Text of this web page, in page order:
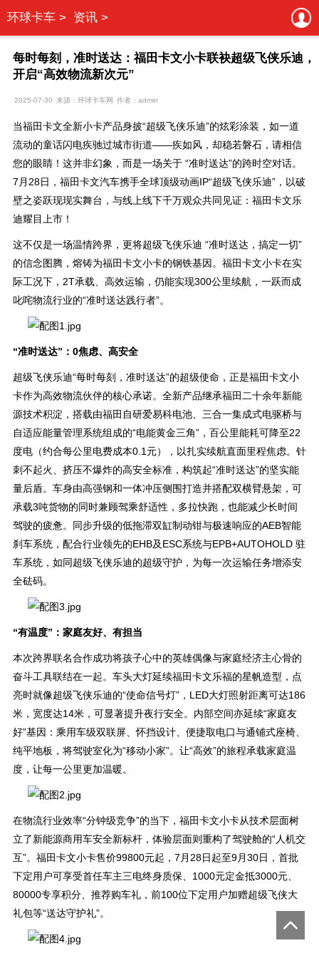
环球卡车 > 资讯 >
每时每刻，准时送达：福田卡文小卡联袂超级飞侠乐迪，
开启“高效物流新次元”
2025-07-30 来源：环球卡车网 作者：admin
当福田卡文全新小卡产品身披“超级飞侠乐迪”的炫彩涂装，如一道
流动的童话闪电疾驰过城市街道——疾如风，却稳若磐石，请相信
您的眼睛！这并非幻象，而是一场关于 “准时送达”的跨时空对话。
7月28日，福田卡文汽车携手全球顶级动画IP“超级飞侠乐迪”，以破
壁之姿跃现现实舞台，与线上线下千万观众共同见证：福田卡文乐
迪耀目上市！
这不仅是一场温情跨界，更将超级飞侠乐迪 “准时送达，搞定一切”
的信念图腾，熔铸为福田卡文小卡的钢铁基因。福田卡文小卡在实
际工况下，2T承载、高效运输，仍能实现300公里续航，一跃而成
叱咤物流行业的“准时送达践行者”。
“准时送达”：0焦虑、高安全
超级飞侠乐迪“每时每刻，准时送达”的超级使命，正是福田卡文小
卡作为高效物流伙伴的核心承诺。全新产品继承福田二十余年新能
源技术积淀，搭载由福田自研爱易科电池、三合一集成式电驱桥与
自适应能量管理系统组成的“电能黄金三角”，百公里能耗可降至22
度电（约合每公里电费成本0.1元），以扎实续航直面里程焦虑。针
刺不起火、挤压不爆炸的高安全标准，构筑起“准时送达”的坚实能
量后盾。车身由高强钢和一体冲压侧围打造并搭配双横臂悬架，可
承载3吨货物的同时兼顾驾乘舒适性，多拉快跑，也能减少长时间
驾驶的疲惫。同步升级的低拖滞双缸制动钳与极速响应的AEB智能
刹车系统，配合行业领先的EHB及ESC系统与EPB+AUTOHOLD 驻
车系统，如同超级飞侠乐迪的超级守护，为每一次运输任务增添安
全砝码。
“有温度”：家庭友好、有担当
本次跨界联名合作成功将孩子心中的英雄偶像与家庭经济主心骨的
奋斗工具联结在一起。车头大灯延续福田卡文乐福的星帆造型，点
亮时就像超级飞侠乐迪的“使命信号灯”，LED大灯照射距离可达186
米，宽度达14米，可显著提升夜行安全。内部空间亦延续“家庭友
好”基因：乘用车级双联屏、怀挡设计、便捷取电口与通铺式座椅、
纯平地板，将驾驶室化为“移动小家”。让“高效”的旅程承载家庭温
度，让每一公里更加温暖。
在物流行业效率“分钟级竞争”的当下，福田卡文小卡从技术层面树
立了新能源商用车安全新标杆，体验层面则重构了驾驶舱的“人机交
互”。福田卡文小卡售价99800元起，7月28日起至9月30日，首批
下定用户可享受首任车主三电终身质保、1000元定金抵3000元、
80000专享积分、推荐购车礼，前100位下定用户加赠超级飞侠大
礼包等“送达守护礼”。